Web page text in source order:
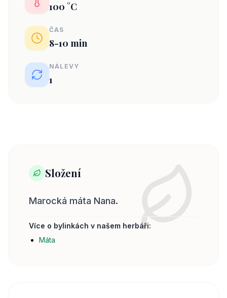
100 °C
ČAS
8-10 min
NÁLEVY
1
Složení
Marocká máta Nana.
Více o bylinkách v našem herbáři:
Máta